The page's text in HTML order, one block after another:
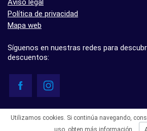
Aviso legal
Política de privacidad
Mapa web
Síguenos en nuestras redes para
descuentos:
- 5.0 basado en 7 opiniones
Utilizamos cookies. Si continúa navegando,
uso, obten más información